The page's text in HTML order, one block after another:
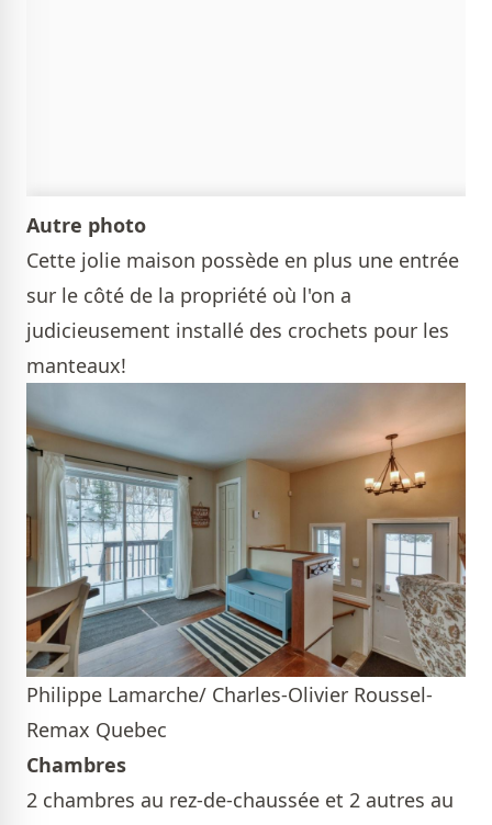
Autre photo
Cette jolie maison possède en plus une entrée
sur le côté de la propriété où l'on a
judicieusement installé des crochets pour les
manteaux!
Philippe Lamarche/ Charles-Olivier Roussel-
Remax Quebec
Chambres
2 chambres au rez-de-chaussée et 2 autres au